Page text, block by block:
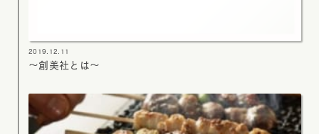
2019.12.11
～創美社とは～